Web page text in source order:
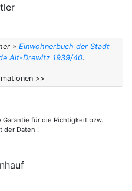
» Einwohnerbuch der Stadt
Alt-Drewitz 1939/40.
>>
für die Richtigkeit bzw.
der Daten !